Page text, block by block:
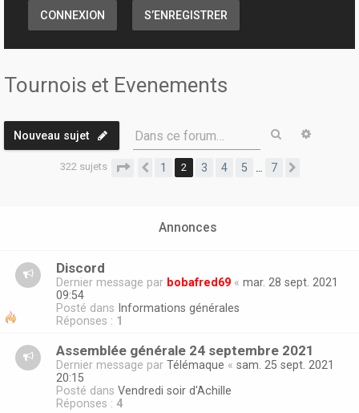
CONNEXION S’ENREGISTRER
Tournois et Evenements
Nouveau sujet Dans ce forum… Rechercher
322 sujets Page2 sur
Précédente
1 2 3 4 5 7
Annonces
Discord
Dernier message par bobafred69 « mar. 28 sept. 2021
09:54
Posté dans Informations générales
Réponses : 1
Assemblée générale 24 septembre 2021
Dernier message par Télémaque « sam. 25 sept. 2021
20:15
Posté dans Vendredi soir d'Achille
Réponses : 4